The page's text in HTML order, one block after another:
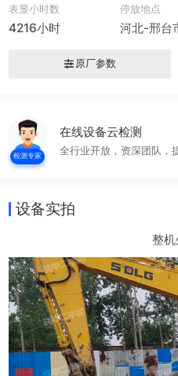
表显小时数
4216小时
停放地点
河北-邢台
原厂参数
检测专家
在线设备云检测
全行业开放，资深团队，
设备实拍
整